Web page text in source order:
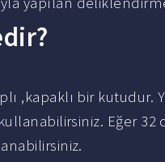
,kapaklı bir kutudur.
Eğer 32